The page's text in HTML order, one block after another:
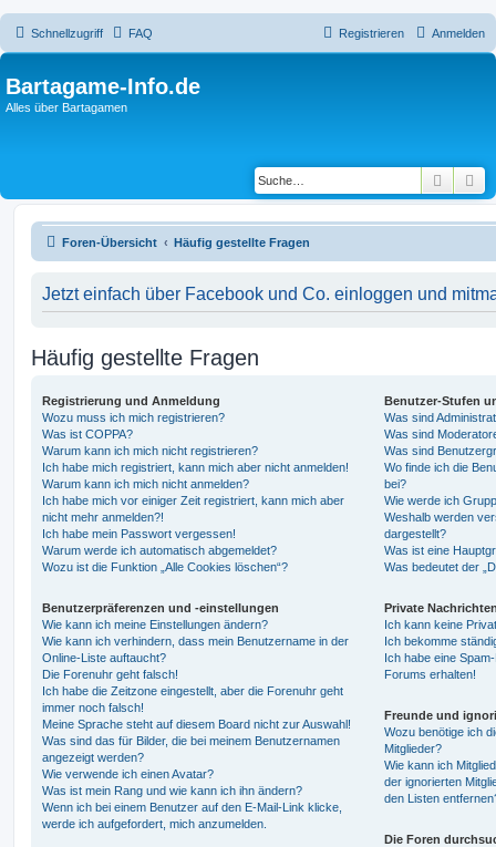
Schnellzugriff FAQ Anmelden
Registrieren
Bartagame-Info.de
Alles über Bartagamen
Suche
Foren-Übersicht Häufig gestellte Fragen
Jetzt einfach über Facebook und Co. einloggen und
Häufig gestellte Fragen
Registrierung und Anmeldung
Wozu muss ich mich registrieren?
Was ist COPPA?
Warum kann ich mich nicht registrieren?
Ich habe mich registriert, kann mich aber nicht anmelden!
Warum kann ich mich nicht anmelden?
Ich habe mich vor einiger Zeit registriert, kann mich aber
nicht mehr anmelden?!
Ich habe mein Passwort vergessen!
Warum werde ich automatisch abgemeldet?
Wozu ist die Funktion „Alle Cookies löschen“?
Benutzerpräferenzen und -einstellungen
Wie kann ich meine Einstellungen ändern?
Wie kann ich verhindern, dass mein Benutzername in der
Online-Liste auftaucht?
Die Forenuhr geht falsch!
Ich habe die Zeitzone eingestellt, aber die Forenuhr geht
immer noch falsch!
Meine Sprache steht auf diesem Board nicht zur Auswahl!
Was sind das für Bilder, die bei meinem Benutzernamen
angezeigt werden?
Wie verwende ich einen Avatar?
Was ist mein Rang und wie kann ich ihn ändern?
Wenn ich bei einem Benutzer auf den E-Mail-Link klicke,
werde ich aufgefordert, mich anzumelden.
Benutzer-Stufen
Was sind
Was sind
Was sind
Wo finde ich die
bei?
Wie werde ich
Weshalb werden
dargestellt?
Was ist eine
Was bedeutet der
Private
Ich kann keine
Ich bekomme
Ich habe eine
Forums erhalten!
Freunde und
Wozu benötige ich
Mitglieder?
Wie kann ich
der ignorierten
den Listen
Die Foren